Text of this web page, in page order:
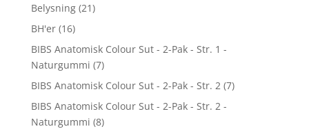
Belysning (21)
BH'er (16)
BIBS Anatomisk Colour Sut - 2-Pak - Str. 1 -
Naturgummi (7)
BIBS Anatomisk Colour Sut - 2-Pak - Str. 2 (7)
BIBS Anatomisk Colour Sut - 2-Pak - Str. 2 -
Naturgummi (8)